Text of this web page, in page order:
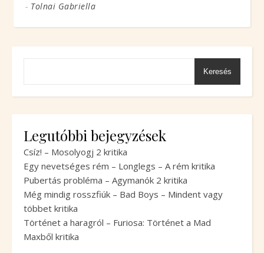
- Tolnai Gabriella
Keresés
Legutóbbi bejegyzések
Csíz! – Mosolyogj 2 kritika
Egy nevetséges rém – Longlegs – A rém kritika
Pubertás probléma – Agymanók 2 kritika
Még mindig rosszfiúk – Bad Boys – Mindent vagy
többet kritika
Történet a haragról – Furiosa: Történet a Mad
Maxből kritika